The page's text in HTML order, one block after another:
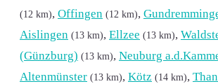
(12 km), Offingen (12 km),
Aislingen (13 km), Ellzee (13 km),
(Günzburg) (13 km), Neuburg
Altenmünster (13 km), Kötz (14 km),